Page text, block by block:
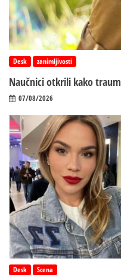
Desk zanimljivosti
Naučnici otkrili kako
07/08/2026
Desk Scena